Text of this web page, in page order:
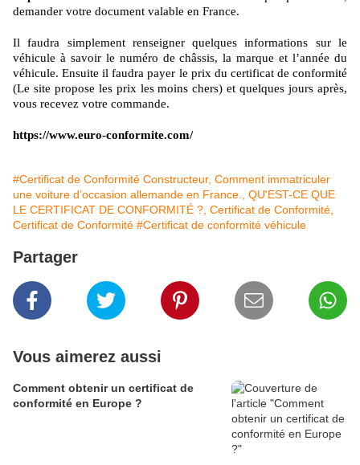
demander votre document valable en France.
Il faudra simplement renseigner quelques informations sur le
véhicule à savoir le numéro de châssis, la marque et l’année du
véhicule. Ensuite il faudra payer le prix du certificat de conformité
(Le site propose les prix les moins chers) et quelques jours après,
vous recevez votre commande.
https://www.euro-conformite.com/
#Certificat de Conformité Constructeur, Comment immatriculer
une voiture d’occasion allemande en France., QU'EST-CE QUE
LE CERTIFICAT DE CONFORMITÉ ?, Certificat de Conformité,
Certificat de Conformité #Certificat de conformité véhicule
Partager
Vous aimerez aussi
Comment obtenir un certificat de
conformité en Europe ?